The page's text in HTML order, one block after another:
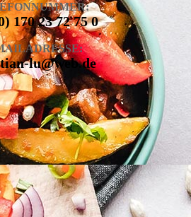
170 23 72 75 0
lu@web.de